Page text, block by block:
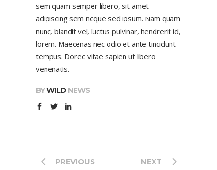
sem quam semper libero, sit amet
adipiscing sem neque sed ipsum. Nam quam
nunc, blandit vel, luctus pulvinar, hendrerit id,
lorem. Maecenas nec odio et ante tincidunt
tempus. Donec vitae sapien ut libero
venenatis.
BYWILD NEWS
PREVIOUS NEXT